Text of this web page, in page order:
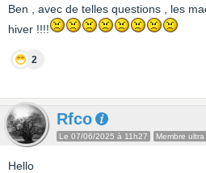
Ben , avec de telles questions , les
hiver !!!!
2
Rfco
Le 07/06/2025 à 11h27 Membre ultra
Hello